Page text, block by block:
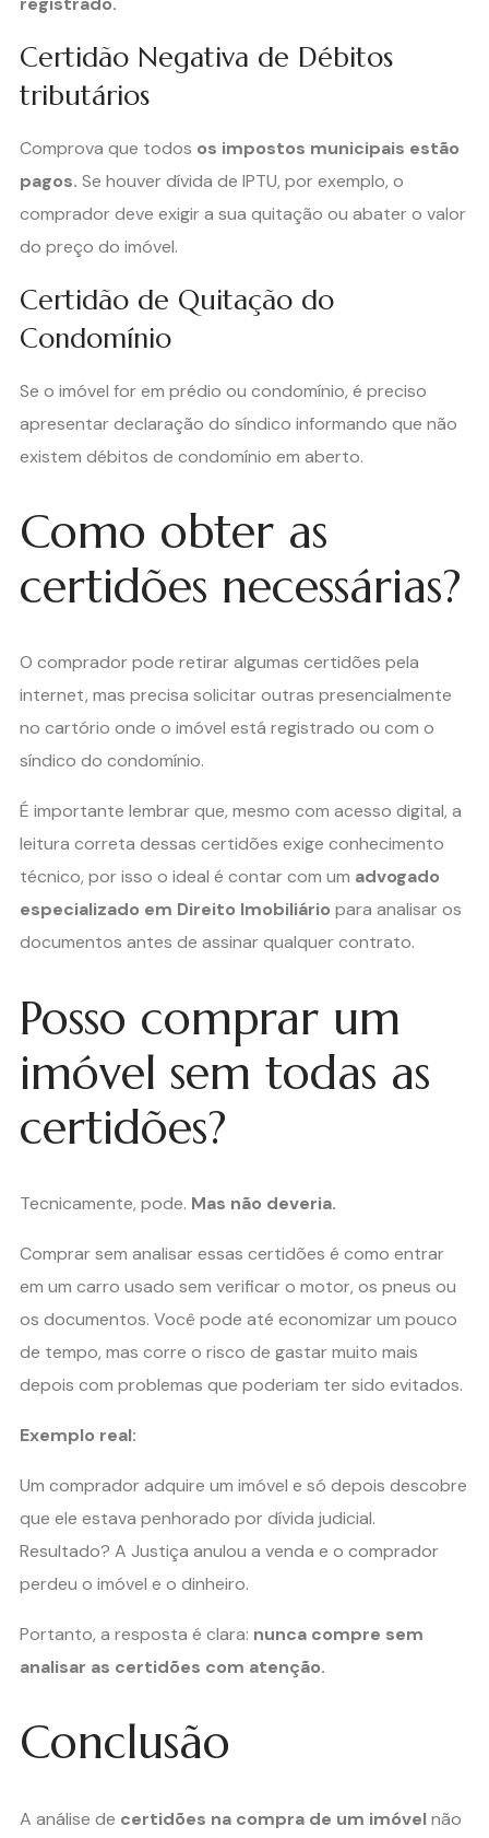
Certidão Negativa de Débitos
tributários
Comprova que todos os impostos municipais estão
pagos. Se houver dívida de IPTU, por exemplo, o
comprador deve exigir a sua quitação ou abater o valor
do preço do imóvel.
Certidão de Quitação do
Condomínio
Se o imóvel for em prédio ou condomínio, é preciso
apresentar declaração do síndico informando que não
existem débitos de condomínio em aberto.
Como obter as
certidões necessárias?
O comprador pode retirar algumas certidões pela
internet, mas precisa solicitar outras presencialmente
no cartório onde o imóvel está registrado ou com o
síndico do condomínio.
É importante lembrar que, mesmo com acesso digital, a
leitura correta dessas certidões exige conhecimento
técnico, por isso o ideal é contar com um advogado
especializado em Direito Imobiliário para analisar os
documentos antes de assinar qualquer contrato.
Posso comprar um
imóvel sem todas as
certidões?
Tecnicamente, pode. Mas não deveria.
Comprar sem analisar essas certidões é como entrar
em um carro usado sem verificar o motor, os pneus ou
os documentos. Você pode até economizar um pouco
de tempo, mas corre o risco de gastar muito mais
depois com problemas que poderiam ter sido evitados.
Exemplo real:
Um comprador adquire um imóvel e só depois descobre
que ele estava penhorado por dívida judicial.
Resultado? A Justiça anulou a venda e o comprador
perdeu o imóvel e o dinheiro.
Portanto, a resposta é clara: nunca compre sem
analisar as certidões com atenção.
Conclusão
A análise de certidões na compra de um imóvelnão